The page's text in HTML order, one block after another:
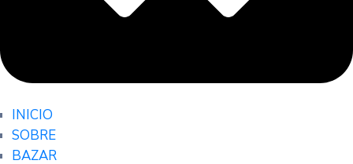
INICIO
SOBRE
BAZAR